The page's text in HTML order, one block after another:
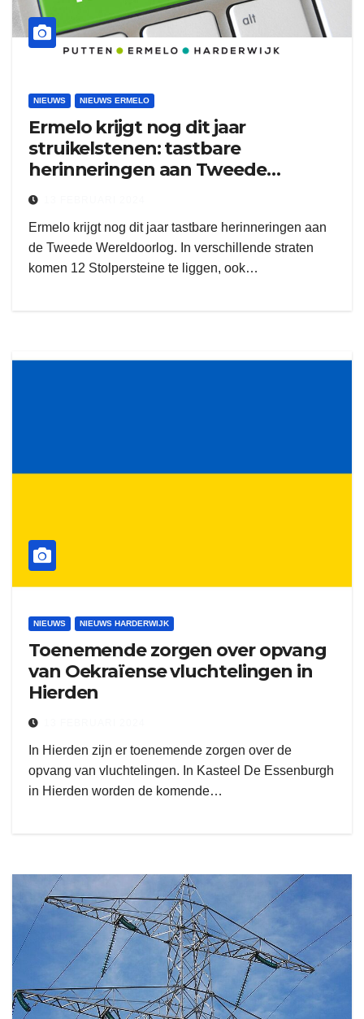
NIEUWS NIEUWS ERMELO
Ermelo krijgt nog dit jaar
struikelstenen: tastbare
herinneringen aan Tweede
Wereldoorlog
Ermelo krijgt nog dit jaar tastbare herinneringen aan
de Tweede Wereldoorlog. In verschillende straten
komen 12 Stolpersteine te liggen, ook…
NIEUWS NIEUWS HARDERWIJK
Toenemende zorgen over opvang
van Oekraïense vluchtelingen in
Hierden
In Hierden zijn er toenemende zorgen over de
opvang van vluchtelingen. In Kasteel De Essenburgh
in Hierden worden de komende…